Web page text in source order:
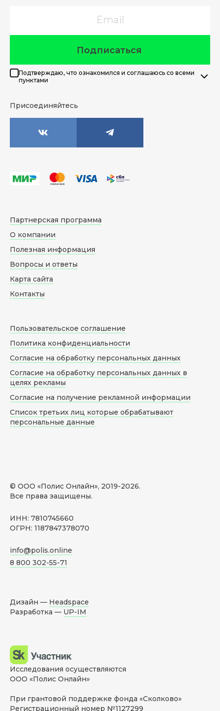
Подписаться
Подтверждаю, что ознакомился и соглашаюсь со всеми
пунктами
Присоединяйтесь
© ООО «Полис Онлайн», 2019-2026.
Все права защищены.
ИНН: 7810745660
ОГРН: 1187847378070
info@polis.online
8 800 302-55-71
Партнерская программа
О компании
Полезная информация
Вопросы и ответы
Карта сайта
Контакты
Пользовательское соглашение
Политика конфиденциальности
Согласие на обработку персональных данных
Согласие на обработку персональных данных в
целях рекламы
Согласие на получение рекламной информации
Список третьих лиц которые обрабатывают
персональные данные
Дизайн — Headspace
Разработка — UP-IM
Исследования осуществляются
ООО «Полис Онлайн»
При грантовой поддержке фонда «Сколково»
Регистрационный номер №1127299